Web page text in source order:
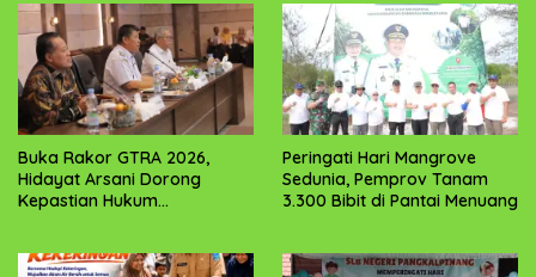
Buka Rakor GTRA 2026,
Hidayat Arsani Dorong
Kepastian Hukum
Babel
Peringati Hari Mangrove
Sedunia, Pemprov Tanam
3.300 Bibit di Pantai Menuang